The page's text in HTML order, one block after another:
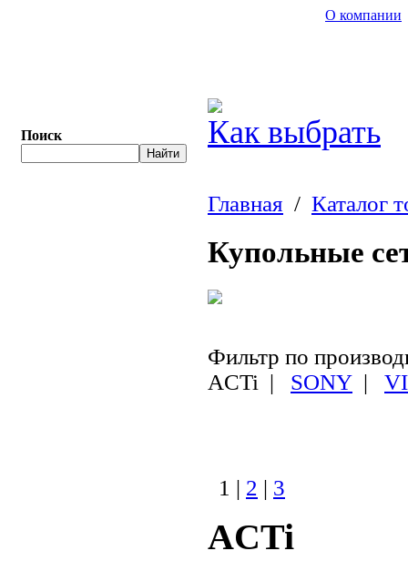
Поиск
О компании
Как выбрать
Главная / Каталог
Купольные
Фильтр по
ACTi | SONY |
1 | 2 | 3
ACTi